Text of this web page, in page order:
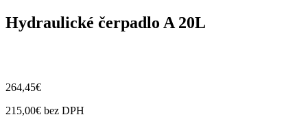
Hydraulické čerpadlo A 20L
264,45€
215,00€ bez DPH